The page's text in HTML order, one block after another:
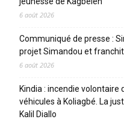
6 août 2026
Communiqué de presse :
projet Simandou et
6 août 2026
Kindia : incendie
véhicules à Koliagbé. La
Kalil Diallo